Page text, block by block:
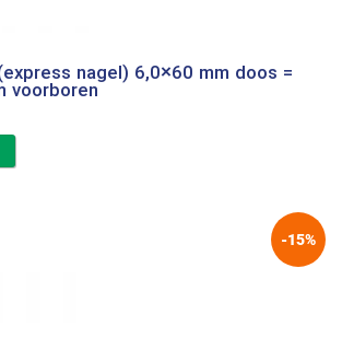
nagel) 6,0×60 mm doos =
voorboren
-15%